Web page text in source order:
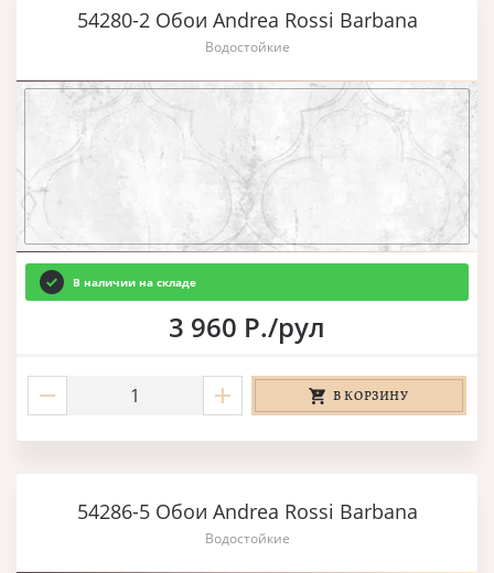
54280-2 Обои Andrea Rossi Barbana
Водостойкие
В наличии на складе
3 960 Р./рул
В КОРЗИНУ
54286-5 Обои Andrea Rossi Barbana
Водостойкие